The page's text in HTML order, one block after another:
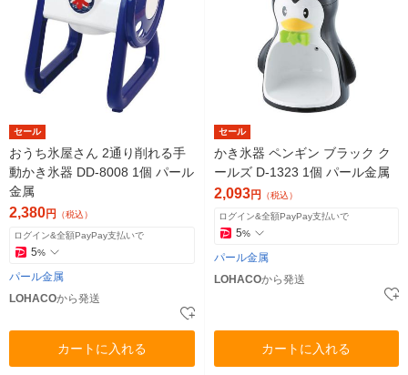
セール
おうち氷屋さん 2通り削れる手
動かき氷器 DD-8008 1個 パール
金属
2,380円 （税込）
ログイン&全額PayPay支払いで
5%
パール金属
LOHACOから発送
カートに入れる
セール
かき氷器 ペンギン ブラック ク
ールズ D-1323 1個 パール金属
2,093円 （税込）
ログイン&全額PayPay支払いで
5%
パール金属
LOHACOから発送
カートに入れる